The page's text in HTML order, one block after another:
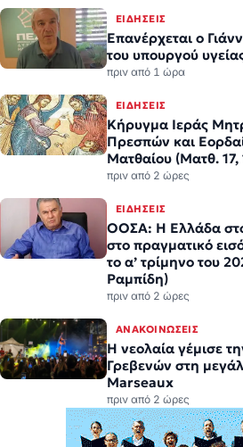
πριν από 1 ώρα
ΕΙΔΉΣΕΙΣ
Κήρυγμα Ιεράς
Πρεσπών και
Ματθαίου (Ματθ. 17,
πριν από 2 ώρες
ΕΙΔΉΣΕΙΣ
ΟΟΣΑ: Η Ελλάδα
στο πραγματικό
το α’ τρίμηνο του
Ραμπίδη)
πριν από 2 ώρες
ΑΝΑΚΟΙΝΏΣΕΙΣ
Η νεολαία γέμισε
Γρεβενών στη
Marseaux
πριν από 2 ώρες